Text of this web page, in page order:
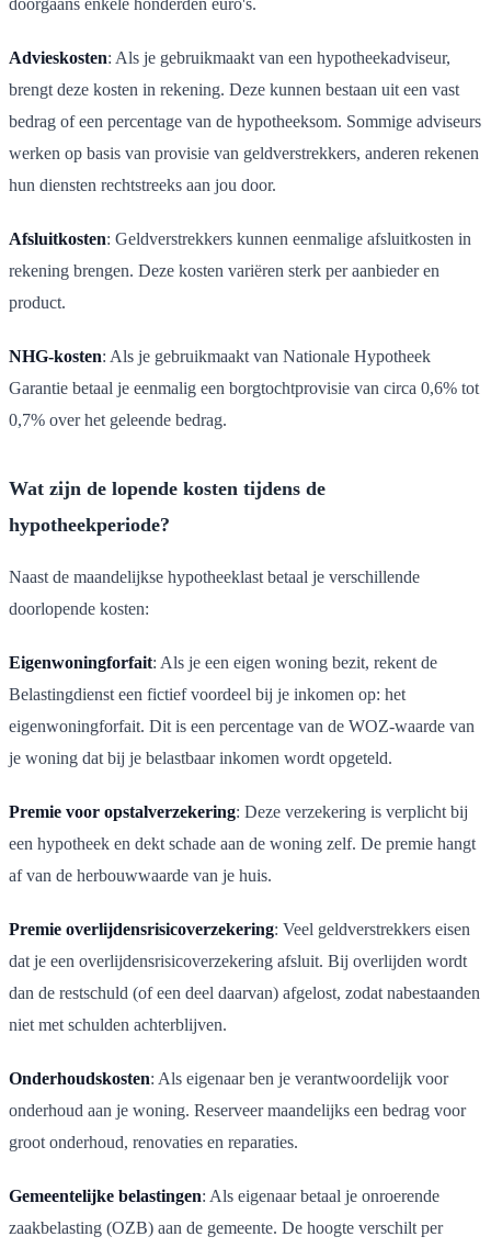
Advieskosten: Als je gebruikmaakt van een hypotheekadviseur,
brengt deze kosten in rekening. Deze kunnen bestaan uit een vast
bedrag of een percentage van de hypotheeksom. Sommige adviseurs
werken op basis van provisie van geldverstrekkers, anderen rekenen
hun diensten rechtstreeks aan jou door.
Afsluitkosten: Geldverstrekkers kunnen eenmalige afsluitkosten in
rekening brengen. Deze kosten variëren sterk per aanbieder en
product.
NHG-kosten: Als je gebruikmaakt van Nationale Hypotheek
Garantie betaal je eenmalig een borgtochtprovisie van circa 0,6% tot
0,7% over het geleende bedrag.
Wat zijn de lopende kosten tijdens de
hypotheekperiode?
Naast de maandelijkse hypotheeklast betaal je verschillende
doorlopende kosten:
Eigenwoningforfait: Als je een eigen woning bezit, rekent de
Belastingdienst een fictief voordeel bij je inkomen op: het
eigenwoningforfait. Dit is een percentage van de WOZ-waarde van
je woning dat bij je belastbaar inkomen wordt opgeteld.
Premie voor opstalverzekering: Deze verzekering is verplicht bij
een hypotheek en dekt schade aan de woning zelf. De premie hangt
af van de herbouwwaarde van je huis.
Premie overlijdensrisicoverzekering: Veel geldverstrekkers eisen
dat je een overlijdensrisicoverzekering afsluit. Bij overlijden wordt
dan de restschuld (of een deel daarvan) afgelost, zodat nabestaanden
niet met schulden achterblijven.
Onderhoudskosten: Als eigenaar ben je verantwoordelijk voor
onderhoud aan je woning. Reserveer maandelijks een bedrag voor
groot onderhoud, renovaties en reparaties.
Gemeentelijke belastingen: Als eigenaar betaal je onroerende
zaakbelasting (OZB) aan de gemeente. De hoogte verschilt per